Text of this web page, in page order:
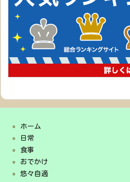
ホーム
日常
食事
おでかけ
悠々自適